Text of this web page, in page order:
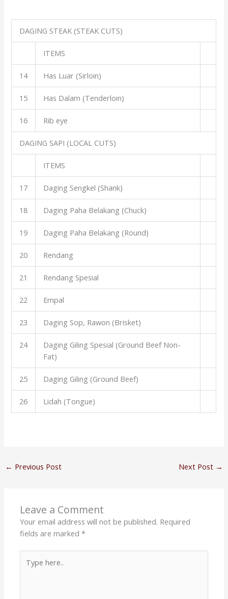
DAGING STEAK (STEAK CUTS)
ITEMS
14 Has Luar (Sirloin)
15 Has Dalam (Tenderloin)
16 Rib eye
DAGING SAPI (LOCAL CUTS)
ITEMS
17 Daging Sengkel (Shank)
18 Daging Paha Belakang (Chuck)
19 Daging Paha Belakang (Round)
20 Rendang
21 Rendang Spesial
22 Empal
23 Daging Sop, Rawon (Brisket)
24
Daging Giling Spesial (Ground Beef Non-
Fat)
25 Daging Giling (Ground Beef)
26 Lidah (Tongue)
← Previous Post Next Post →
Leave a Comment
Your email address will not be published. Required
fields are marked*
here..